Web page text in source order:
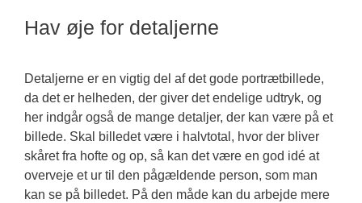
Hav øje for detaljerne
Detaljerne er en vigtig del af det gode portrætbillede,
da det er helheden, der giver det endelige udtryk, og
her indgår også de mange detaljer, der kan være på et
billede. Skal billedet være i halvtotal, hvor der bliver
skåret fra hofte og op, så kan det være en god idé at
overveje et ur til den pågældende person, som man
kan se på billedet. På den måde kan du arbejde mere